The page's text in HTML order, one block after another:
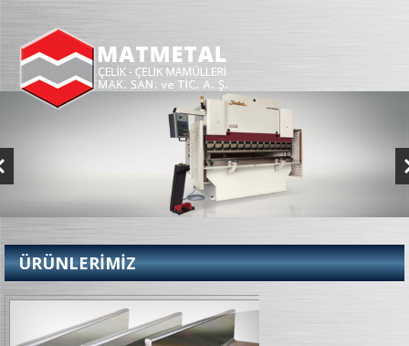
ÜRÜNLERİMİZ